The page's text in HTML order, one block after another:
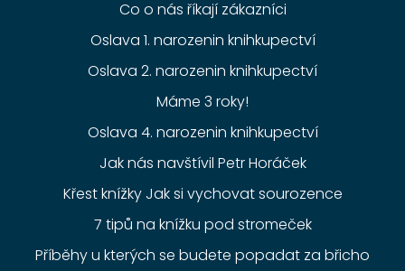
Co o nás říkají zákazníci
Oslava 1. narozenin knihkupectví
Oslava 2. narozenin knihkupectví
Máme 3 roky!
Oslava 4. narozenin knihkupectví
Jak nás navštívil Petr Horáček
Křest knížky Jak si vychovat sourozence
7 tipů na knížku pod stromeček
Příběhy u kterých se budete popadat za břicho